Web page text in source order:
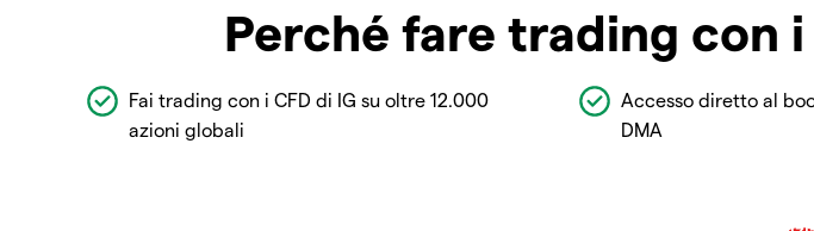
Perché fare trading con
Fai trading con i CFD di IG su oltre 12.000
azioni globali
Accesso diretto al
DMA